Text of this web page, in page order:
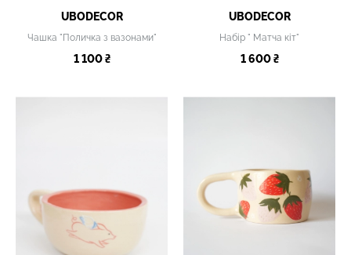
UBODECOR
Чашка "Поличка з вазонами"
1 100 ₴
UBODECOR
Набір " Матча кіт"
1 600 ₴